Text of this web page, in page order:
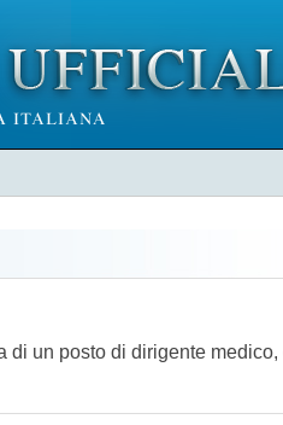
di un posto di dirigente